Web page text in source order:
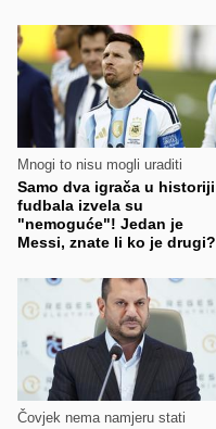
Mnogi to nisu mogli uraditi
Samo dva igrača u historiji
fudbala izvela su
"nemoguće"! Jedan je
Messi, znate li ko je drugi?
Čovjek nema namjeru stati